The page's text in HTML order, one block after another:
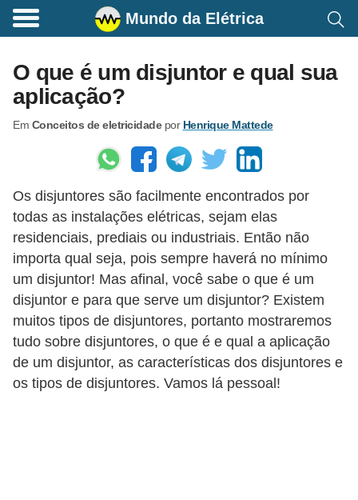
Mundo da Elétrica
O que é um disjuntor e qual sua
aplicação?
Em Conceitos de eletricidadepor Henrique Mattede
Os disjuntores são facilmente encontrados por
todas as instalações elétricas, sejam elas
residenciais, prediais ou industriais. Então não
importa qual seja, pois sempre haverá no mínimo
um disjuntor! Mas afinal, você sabe o que é um
disjuntor e para que serve um disjuntor? Existem
muitos tipos de disjuntores, portanto mostraremos
tudo sobre disjuntores, o que é e qual a aplicação
de um disjuntor, as características dos disjuntores e
os tipos de disjuntores. Vamos lá pessoal!
C
m
a
n
s
E
é
t
r
i
c
o